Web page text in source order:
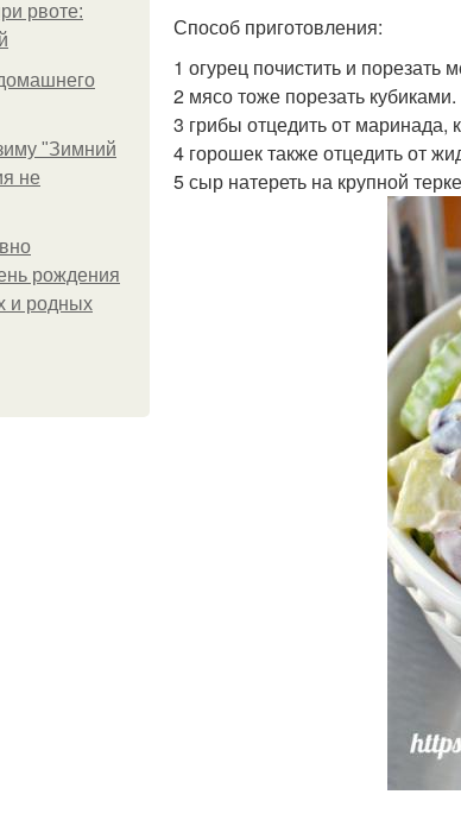
рвоте:
"Зимний
не
рождения
и родных
Способ приготовления:
1 огурец почистить и порезать
2 мясо тоже порезать кубиками.
3 грибы отцедить от маринада,
4 горошек также отцедить от
5 сыр натереть на крупной